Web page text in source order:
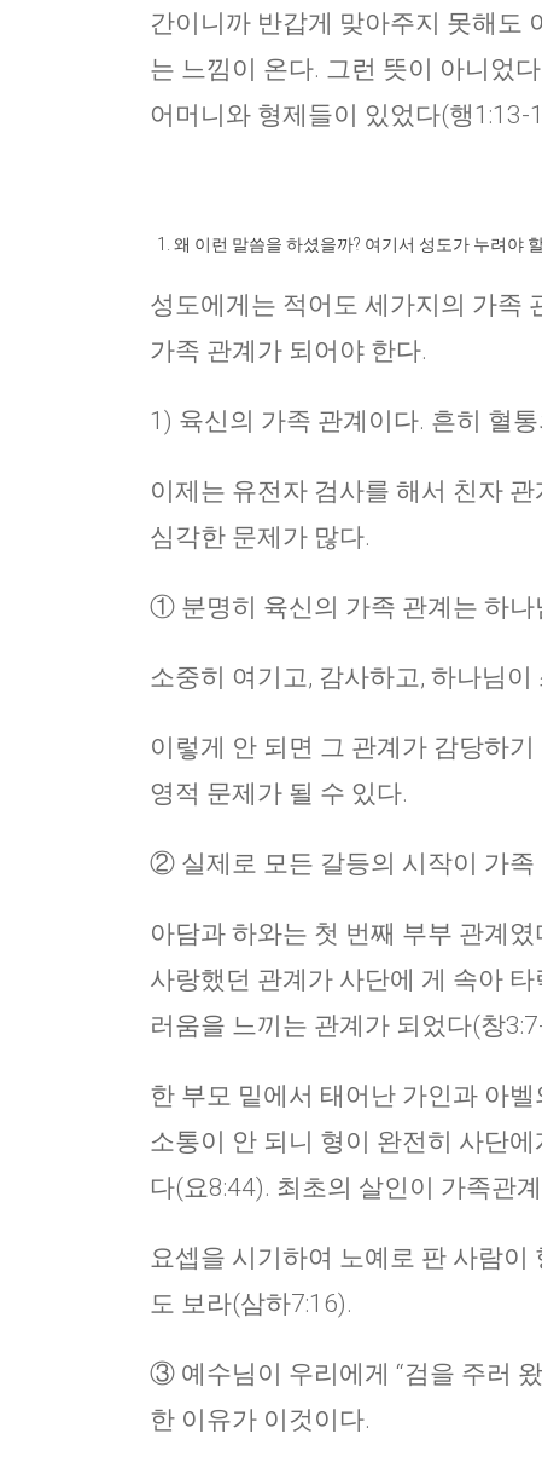
간이니까 반갑게 맞아주지 못해도
는 느낌이 온다. 그런 뜻이 아니었
어머니와 형제들이 있었다(행1:13-
왜 이런 말씀을 하셨을까? 여기서 성도가 누려야
성도에게는 적어도 세가지의 가족
가족 관계가 되어야 한다.
1) 육신의 가족 관계이다. 흔히 혈
이제는 유전자 검사를 해서 친자
심각한 문제가 많다.
① 분명히 육신의 가족 관계는 하나
소중히 여기고, 감사하고, 하나님
이렇게 안 되면 그 관계가 감당하
영적 문제가 될 수 있다.
② 실제로 모든 갈등의 시작이 가족
아담과 하와는 첫 번째 부부 관계
사랑했던 관계가 사단에 게 속아
러움을 느끼는 관계가 되었다(창
한 부모 밑에서 태어난 가인과 아
소통이 안 되니 형이 완전히 사단
다(요8:44). 최초의 살인이 가족관
요셉을 시기하여 노예로 판 사람이
도 보라(삼하7:16).
③ 예수님이 우리에게 “검을 주러
한 이유가 이것이다.